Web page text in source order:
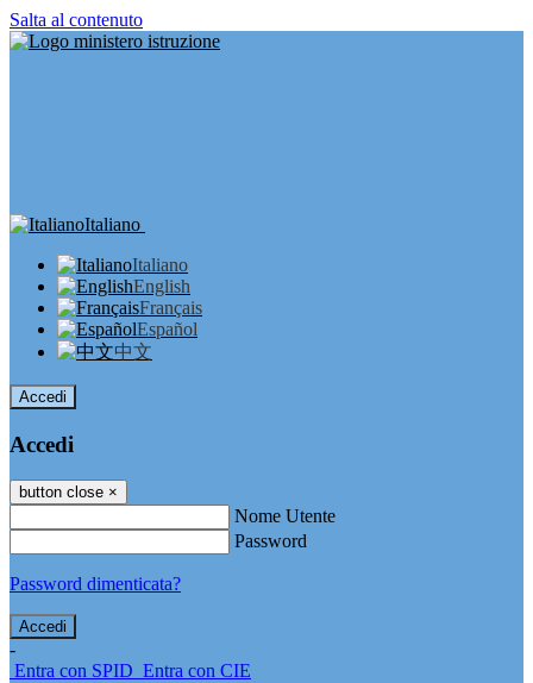
Salta al contenuto
Italiano
Italiano
English
Français
Español
中文
Accedi
Accedi
button close ×
Nome Utente
Password
Password dimenticata?
-
Entra con SPID Entra con CIE